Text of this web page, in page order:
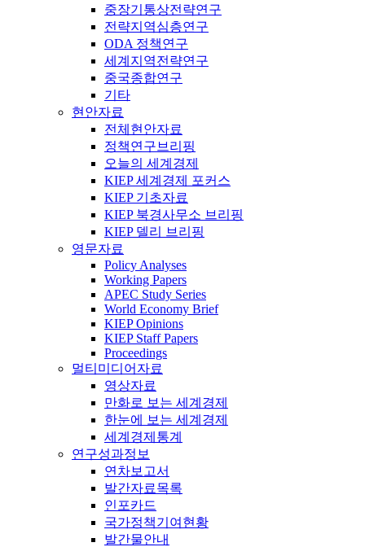
중장기통상전략연구
전략지역심층연구
ODA 정책연구
세계지역전략연구
중국종합연구
기타
현안자료
전체현안자료
정책연구브리핑
오늘의 세계경제
KIEP 세계경제 포커스
KIEP 기초자료
KIEP 북경사무소 브리핑
KIEP 델리 브리핑
영문자료
Policy Analyses
Working Papers
APEC Study Series
World Economy Brief
KIEP Opinions
KIEP Staff Papers
Proceedings
멀티미디어자료
영상자료
만화로 보는 세계경제
한눈에 보는 세계경제
세계경제통계
연구성과정보
연차보고서
발간자료목록
인포카드
국가정책기여현황
발간물안내